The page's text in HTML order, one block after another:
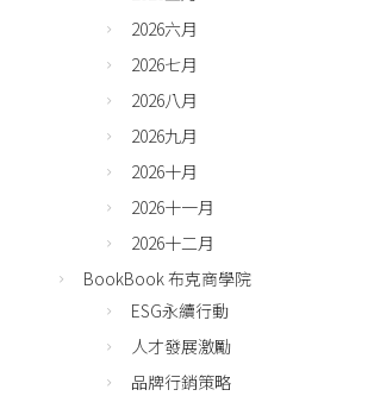
2026六月
2026七月
2026八月
2026九月
2026十月
2026十一月
2026十二月
BookBook 布克商學院
ESG永續行動
人才發展激勵
品牌行銷策略